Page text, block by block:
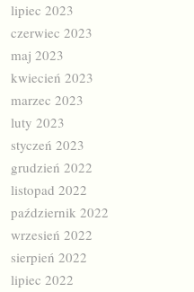
lipiec 2023
czerwiec 2023
maj 2023
kwiecień 2023
marzec 2023
luty 2023
styczeń 2023
grudzień 2022
listopad 2022
październik 2022
wrzesień 2022
sierpień 2022
lipiec 2022